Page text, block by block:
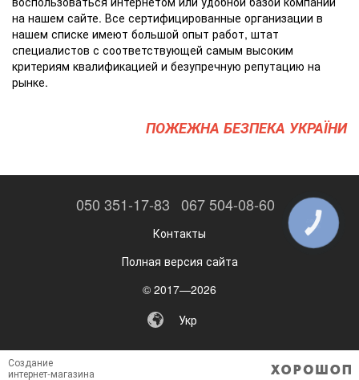
на нашем сайте. Все сертифицированные организации в
нашем списке имеют большой опыт работ, штат
специалистов с соответствующей самым высоким
критериям квалификацией и безупречную репутацию на
рынке.
ПОЖЕЖНА БЕЗПЕКА УКРАЇНИ
050 351-17-83 067 504-08-60
Контакты
Полная версия сайта
© 2017—2026
Укр
Создание
интернет-магазина
КНОПКА
ЗВ'ЯЗКУ